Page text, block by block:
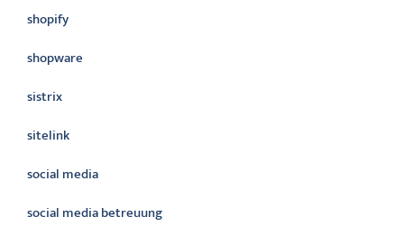
shopify
shopware
sistrix
sitelink
social media
social media betreuung